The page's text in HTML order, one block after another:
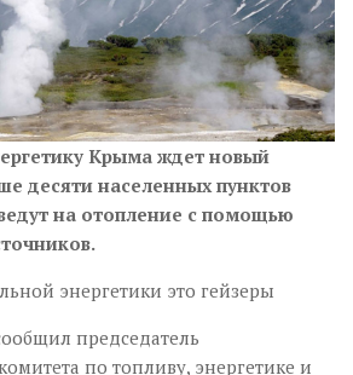
Крыма ждет новый
десяти населенных пунктов
на отопление с помощью
председатель
по топливу, энергетике и